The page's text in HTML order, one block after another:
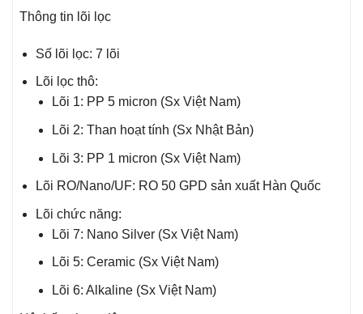
Thông tin lõi lọc
Số lõi lọc: 7 lõi
Lõi lọc thô:
Lõi 1: PP 5 micron (Sx Việt Nam)
Lõi 2: Than hoạt tính (Sx Nhật Bản)
Lõi 3: PP 1 micron (Sx Việt Nam)
Lõi RO/Nano/UF: RO 50 GPD sản xuất Hàn Quốc
Lõi chức năng:
Lõi 7: Nano Silver (Sx Việt Nam)
Lõi 5: Ceramic (Sx Việt Nam)
Lõi 6: Alkaline (Sx Việt Nam)